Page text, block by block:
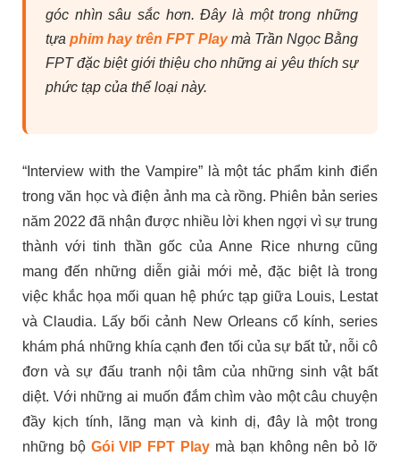
góc nhìn sâu sắc hơn. Đây là một trong những
tựaphim hay trên FPT Playmà Trần Ngọc Bằng
FPT đặc biệt giới thiệu cho những ai yêu thích sự
phức tạp của thể loại này.
“Interview with the Vampire” là một tác phẩm kinh điển
trong văn học và điện ảnh ma cà rồng. Phiên bản series
năm 2022 đã nhận được nhiều lời khen ngợi vì sự trung
thành với tinh thần gốc của Anne Rice nhưng cũng
mang đến những diễn giải mới mẻ, đặc biệt là trong
việc khắc họa mối quan hệ phức tạp giữa Louis, Lestat
và Claudia. Lấy bối cảnh New Orleans cổ kính, series
khám phá những khía cạnh đen tối của sự bất tử, nỗi cô
đơn và sự đấu tranh nội tâm của những sinh vật bất
diệt. Với những ai muốn đắm chìm vào một câu chuyện
đầy kịch tính, lãng mạn và kinh dị, đây là một trong
những bộ Gói VIP FPT Play mà bạn không nên bỏ lỡ